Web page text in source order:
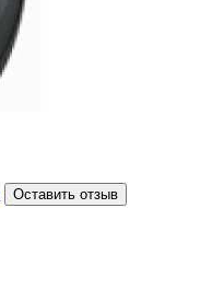
Оставить отзыв